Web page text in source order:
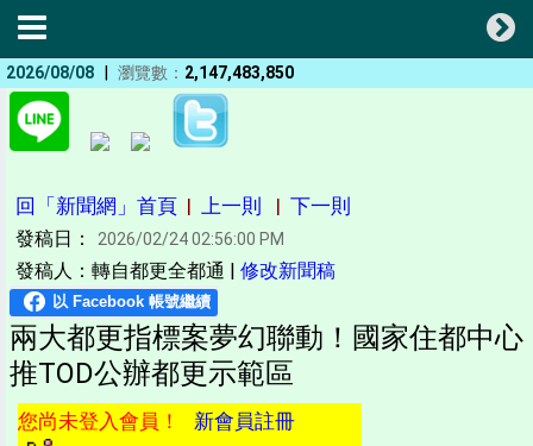
2026/08/08 | 瀏覽數： 2,147,483,850
回「新聞網」首頁 | 上一則 | 下一則
發稿日： 2026/02/24 02:56:00 PM
發稿人：轉自都更全都通 | 修改新聞稿
兩大都更指標案夢幻聯動！國家住都中心
推TOD公辦都更示範區
您尚未登入會員！ 新會員註冊